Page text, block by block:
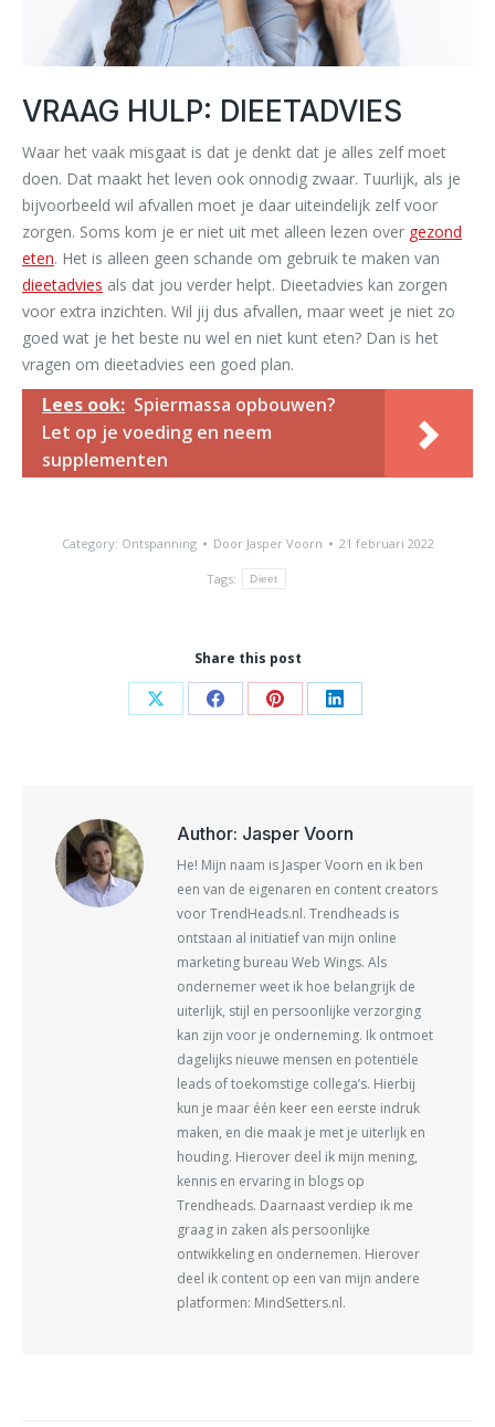
VRAAG HULP: DIEETADVIES
Waar het vaak misgaat is dat je denkt dat je alles zelf moet
doen. Dat maakt het leven ook onnodig zwaar. Tuurlijk, als je
bijvoorbeeld wil afvallen moet je daar uiteindelijk zelf voor
zorgen. Soms kom je er niet uit met alleen lezen over gezond
eten. Het is alleen geen schande om gebruik te maken van
dieetadvies als dat jou verder helpt. Dieetadvies kan zorgen
voor extra inzichten. Wil jij dus afvallen, maar weet je niet zo
goed wat je het beste nu wel en niet kunt eten? Dan is het
vragen om dieetadvies een goed plan.
Lees ook: Spiermassa opbouwen?
Let op je voeding en neem
supplementen
Category: Ontspanning Door Jasper Voorn 21 februari 2022
Tags: Dieet
Share this post
Share Share Share Share
Author: Jasper Voorn
He! Mijn naam is Jasper Voorn en ik ben
een van de eigenaren en content creators
voor TrendHeads.nl. Trendheads is
ontstaan al initiatief van mijn online
marketing bureau Web Wings. Als
ondernemer weet ik hoe belangrijk de
uiterlijk, stijl en persoonlijke verzorging
kan zijn voor je onderneming. Ik ontmoet
dagelijks nieuwe mensen en potentiële
leads of toekomstige collega’s. Hierbij
kun je maar één keer een eerste indruk
maken, en die maak je met je uiterlijk en
houding. Hierover deel ik mijn mening,
kennis en ervaring in blogs op
Trendheads. Daarnaast verdiep ik me
graag in zaken als persoonlijke
ontwikkeling en ondernemen. Hierover
deel ik content op een van mijn andere
platformen: MindSetters.nl.